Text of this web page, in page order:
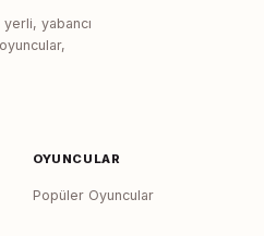
yabancı
OYUNCULAR
Popüler Oyuncular